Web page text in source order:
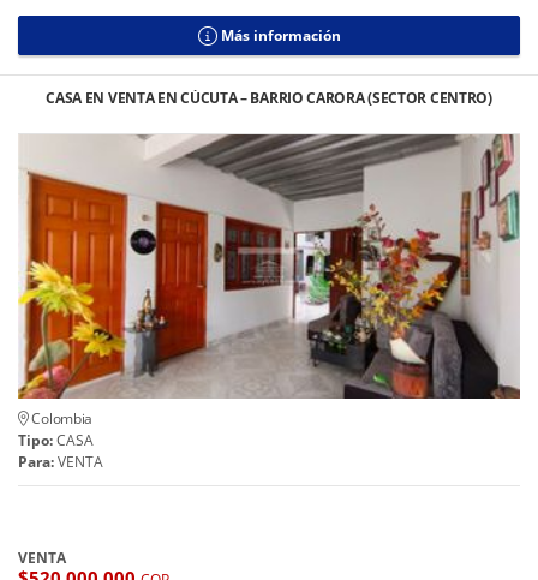
Más información
CASA EN VENTA EN CÚCUTA – BARRIO CARORA (SECTOR CENTRO)
Colombia
Tipo:CASA
Para:VENTA
VENTA